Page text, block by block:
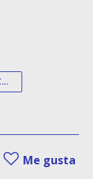
INCERTIDUMBRE ECONÓMICA
Me gusta